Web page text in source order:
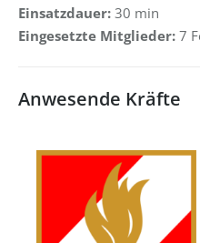
Einsatzdauer: 30 min
Eingesetzte Mitglieder: 7
Anwesende Kräfte